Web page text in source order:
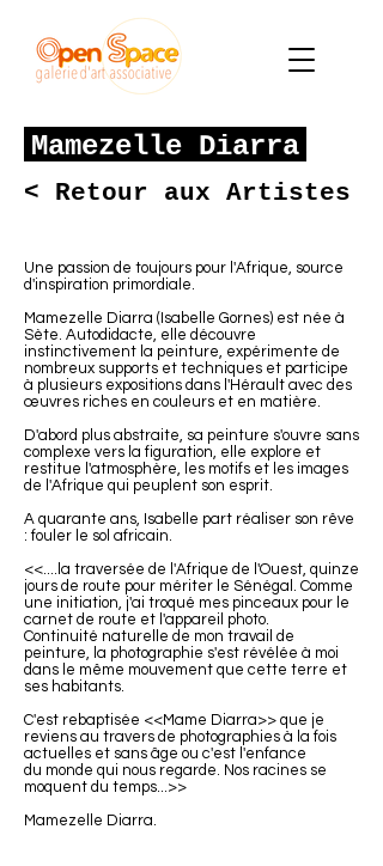
Mamezelle Diarra
< Retour aux Artistes
Une passion de toujours pour l'Afrique, source
d'inspiration primordiale.
Mamezelle Diarra (Isabelle Gornes) est née à
Sète. Autodidacte, elle découvre
instinctivement la peinture, expérimente de
nombreux supports et techniques et participe
à plusieurs expositions dans l'Hérault avec des
œuvres riches en couleurs et en matière.
D'abord plus abstraite, sa peinture s'ouvre sans
complexe vers la figuration, elle explore et
restitue l'atmosphère, les motifs et les images
de l'Afrique qui peuplent son esprit.
A quarante ans, Isabelle part réaliser son rêve
: fouler le sol africain.
<<....la traversée de l'Afrique de l'Ouest, quinze
jours de route pour mériter le Sénégal. Comme
une initiation, j'ai troqué mes pinceaux pour le
carnet de route et l'appareil photo.
Continuité naturelle de mon travail de
peinture, la photographie s'est révélée à moi
dans le même mouvement que cette terre et
ses habitants.
C'est rebaptisée <<Mame Diarra>> que je
reviens au travers de photographies à la fois
actuelles et sans âge ou c'est l'enfance
du monde qui nous regarde. Nos racines se
moquent du temps...>>
Mamezelle Diarra.